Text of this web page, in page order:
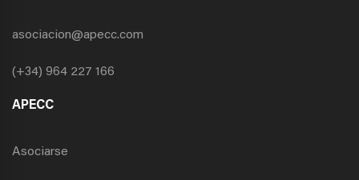
asociacion@apecc.com
(+34) 964 227 166
APECC
Asociarse